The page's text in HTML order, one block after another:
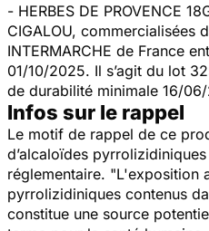
- HERBES DE PROVENCE
CIGALOU, commercialisées
INTERMARCHE de France
01/10/2025. Il s’agit du lot
de durabilité minimale 16/
Infos sur le rappel
Le motif de rappel de ce
d’alcaloïdes
réglementaire. "L'exposition
pyrrolizidiniques contenus
constitue une source